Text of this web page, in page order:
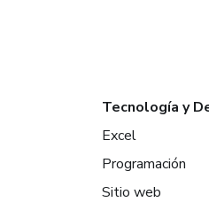
Tecnología y
Excel
Programación
Sitio web